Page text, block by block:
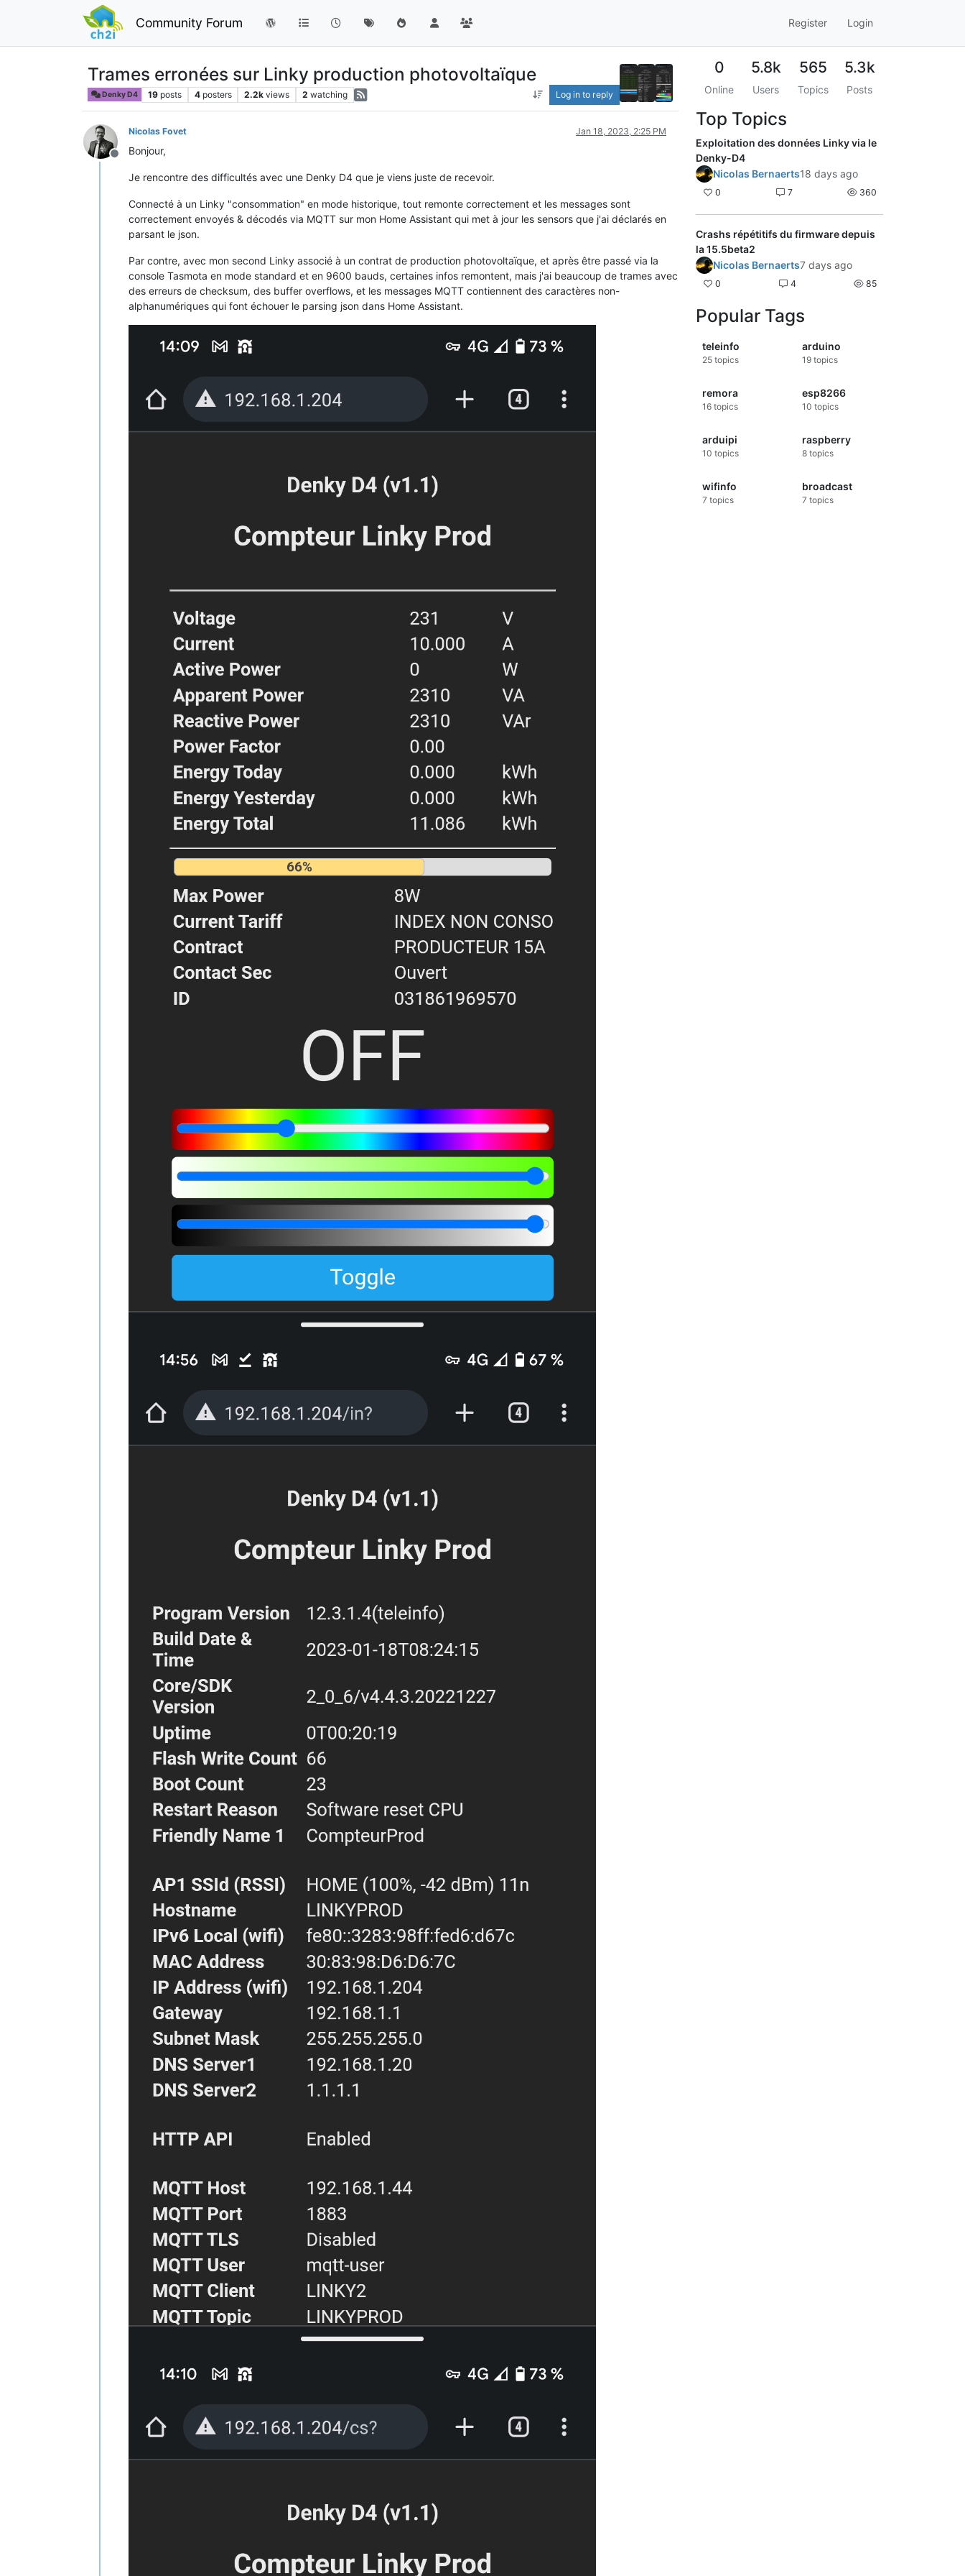
Community Forum Register Login
Trames erronées sur Linky production photovoltaïque
Denky D4 19 posts 4 posters 2.2k views 2 watching Log in to reply
Offline
Nicolas Fovet Jan 18, 2023, 2:25 PM
Bonjour,
Je rencontre des difficultés avec une Denky D4 que je viens juste de recevoir.
Connecté à un Linky "consommation" en mode historique, tout remonte correctement et les messages sont
correctement envoyés & décodés via MQTT sur mon Home Assistant qui met à jour les sensors que j'ai déclarés en
parsant le json.
Par contre, avec mon second Linky associé à un contrat de production photovoltaïque, et après être passé via la
console Tasmota en mode standard et en 9600 bauds, certaines infos remontent, mais j'ai beaucoup de trames avec
des erreurs de checksum, des buffer overflows, et les messages MQTT contiennent des caractères non-
alphanumériques qui font échouer le parsing json dans Home Assistant.
0
Online
5.8k
Users
565
Topics
5.3k
Posts
Top Topics
Exploitation des données Linky via le
Denky-D4
Nicolas Bernaerts18 days ago
0 7 360
Crashs répétitifs du firmware depuis
la 15.5beta2
Nicolas Bernaerts7 days ago
0 4 85
Popular Tags
teleinfo
25 topics
arduino
19topics
remora
16 topics
esp8266
10 topics
arduipi
10 topics
raspberry
8topics
wifinfo
7 topics
broadcast
7 topics